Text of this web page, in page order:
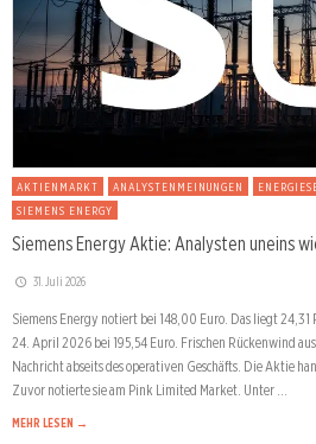
AKTIENMARKT ANALYSTENMEINUNGEN
SIEMENS ENERGY
Siemens Energy Aktie: Analysten uneins
31. Juli 2026
Siemens Energy notiert bei 148,00 Euro. Das liegt
24. April 2026 bei 195,54 Euro. Frischen Rückenwind
Nachricht abseits des operativen Geschäfts. Die Aktie
Zuvor notierte sie am Pink Limited Market. Unter …
MEHR LESEN →